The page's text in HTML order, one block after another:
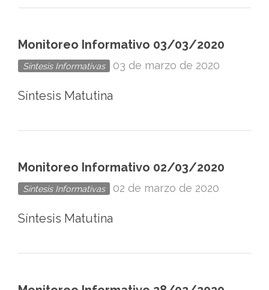
Monitoreo Informativo 03/03/2020
Síntesis Informativas 03 de marzo de 2020
Síntesis Matutina
Monitoreo Informativo 02/03/2020
Síntesis Informativas 02 de marzo de 2020
Síntesis Matutina